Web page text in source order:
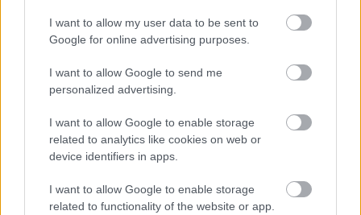
I want to allow my user data to be sent to
Google for online advertising purposes.
I want to allow Google to send me
personalized advertising.
I want to allow Google to enable storage
related to analytics like cookies on web or
device identifiers in apps.
I want to allow Google to enable storage
related to functionality of the website or app.
Annak idején egy másik fontos téma is elkerülte a
figyelmemet: hogy Ivanov vibráló, örökké vidám
Ivanov, ha nem egy újabb Iászon, az örök Iászon, akit
a nők minden férfinél jobban gyűlölnek? De ennek a
Iászon pedig szomorú, kiüresedett férfi, aki már csak
a halálát várja. Itt a tragédia nem történik meg, mert
túl sok volt a csevegés, túl sok volt a vidámság...
Tudjuk, hogy nem történhet meg a tragédia. De
tulajdonképpen már rég megtörtént - abban a